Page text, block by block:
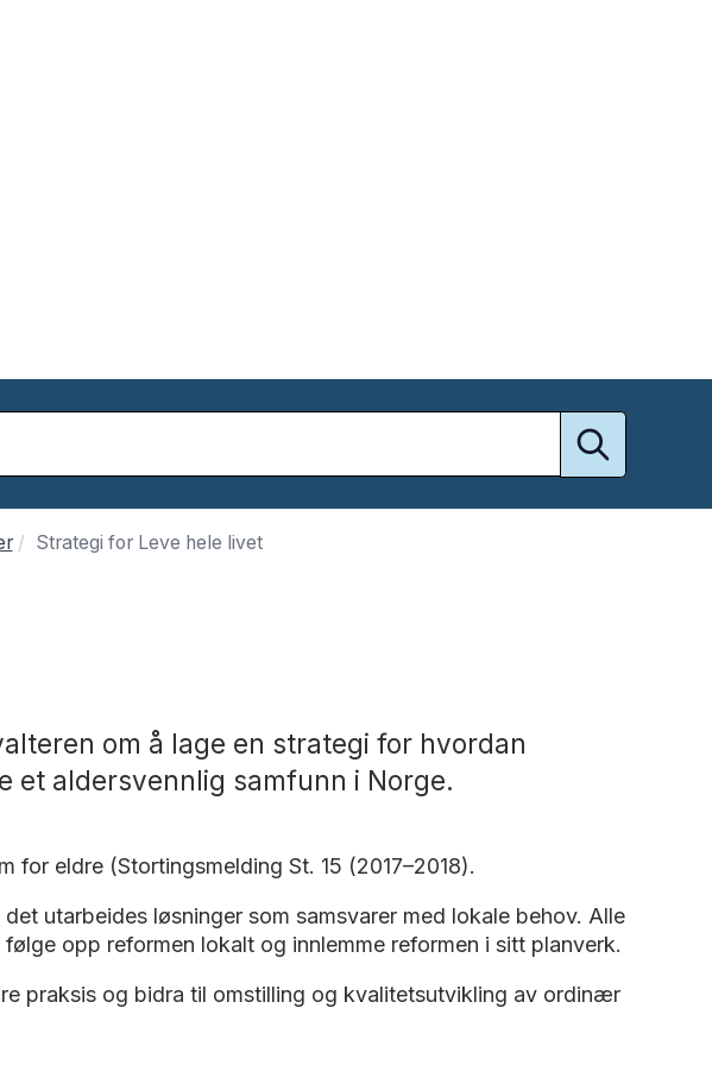
Strategi for Leve hele livet
om å lage en strategi for hvordan
et aldersvennlig samfunn i Norge.
for eldre (Stortingsmelding St. 15 (2017–2018).
utarbeides løsninger som samsvarer med lokale behov. Alle
opp reformen lokalt og innlemme reformen i sitt planverk.
praksis og bidra til omstilling og kvalitetsutvikling av ordinær